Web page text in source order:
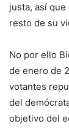
justa, así
resto de su
No por ello
de enero de
votantes
del
objetivo del